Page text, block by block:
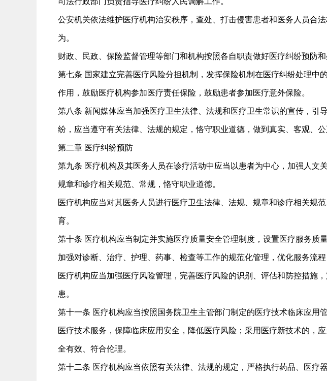
公安机关依法维护医疗机构治安秩序，查处、打击侵害患者和医务人员合
为。
财政、民政、保险监督管理等部门和机构按照各自职责做好医疗纠纷预防和
第七条 国家建立完善医疗风险分担机制，发挥保险机制在医疗纠纷处理中
作用，鼓励医疗机构参加医疗责任保险，鼓励患者参加医疗意外保险。
第八条 新闻媒体应当加强医疗卫生法律、法规和医疗卫生常识的宣传，引
纷，应当遵守有关法律、法规的规定，恪守职业道德，做到真实、客观、公
第二章 医疗纠纷预防
第九条 医疗机构及其医务人员在诊疗活动中应当以患者为中心，加强人文
规章和诊疗相关规范、常规，恪守职业道德。
医疗机构应当对其医务人员进行医疗卫生法律、法规、规章和诊疗相关规
育。
第十条 医疗机构应当制定并实施医疗质量安全管理制度，设置医疗服务质
加强对诊断、治疗、护理、药事、检查等工作的规范化管理，优化服务流程
医疗机构应当加强医疗风险管理，完善医疗风险的识别、评估和防控措施
患。
第十一条 医疗机构应当按照国务院卫生主管部门制定的医疗技术临床应用
医疗技术服务，保障临床应用安全，降低医疗风险；采用医疗新技术的，
全有效、符合伦理。
第十二条 医疗机构应当依照有关法律、法规的规定，严格执行药品、医疗